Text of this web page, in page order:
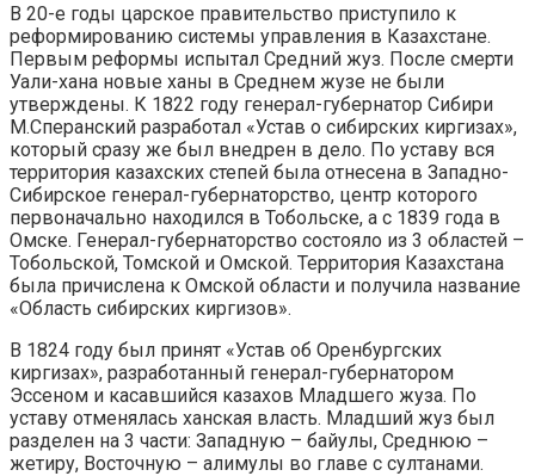
В 20-е годы царское правительство приступило к
реформированию системы управления в Казахстане.
Первым реформы испытал Средний жуз. После смерти
Уали-хана новые ханы в Среднем жузе не были
утверждены. К 1822 году генерал-губернатор Сибири
М.Сперанский разработал «Устав о сибирских киргизах»,
который сразу же был внедрен в дело. По уставу вся
территория казахских степей была отнесена в Западно-
Сибирское генерал-губернаторство, центр которого
первоначально находился в Тобольске, а с 1839 года в
Омске. Генерал-губернаторство состояло из 3 областей –
Тобольской, Томской и Омской. Территория Казахстана
была причислена к Омской области и получила название
«Область сибирских киргизов».
В 1824 году был принят «Устав об Оренбургских
киргизах», разработанный генерал-губернатором
Эссеном и касавшийся казахов Младшего жуза. По
уставу отменялась ханская власть. Младший жуз был
разделен на 3 части: Западную – байулы, Среднюю –
жетиру, Восточную – алимулы во главе с султанами.